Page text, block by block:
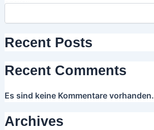
Recent Posts
Recent Comments
Es sind keine Kommentare vorhanden.
Archives